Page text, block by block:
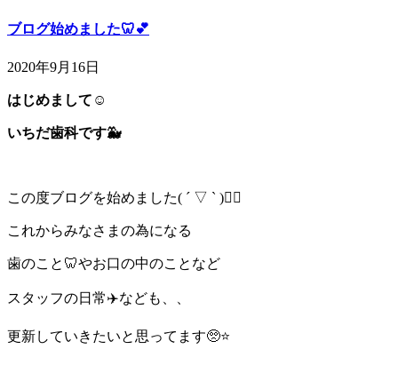
ブログ始めました🦷💕
2020年9月16日
はじめまして☺️
いちだ歯科です🐳
この度ブログを始めました( ´ ▽ ` )✌🏻
これからみなさまの為になる
歯のこと🦷やお口の中のことなど
スタッフの日常✈️なども、、
更新していきたいと思ってます🥺⭐️